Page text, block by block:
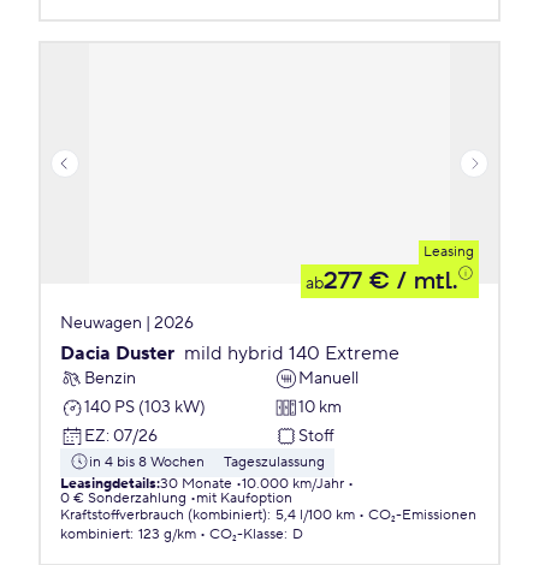
Leasing
ab277 € / mtl.
Neuwagen | 2026
Dacia Duster mild hybrid 140 Extreme
Benzin
Manuell
140 PS (103 kW)
10 km
EZ: 07/26 Stoff
in 4 bis 8 Wochen
Tageszulassung
Leasingdetails:30 Monate 10.000 km/Jahr
0 € Sonderzahlung
mit Kaufoption
Kraftstoffverbrauch (kombiniert): 5,4 l/100 km
CO₂-Emissionen
kombiniert: 123 g/km CO₂-Klasse: D